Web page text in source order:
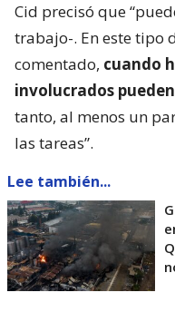
Cid precisó que
trabajo-. En este tipo
comentado, cuando
involucrados
tanto, al menos un
las tareas”.
Lee también...